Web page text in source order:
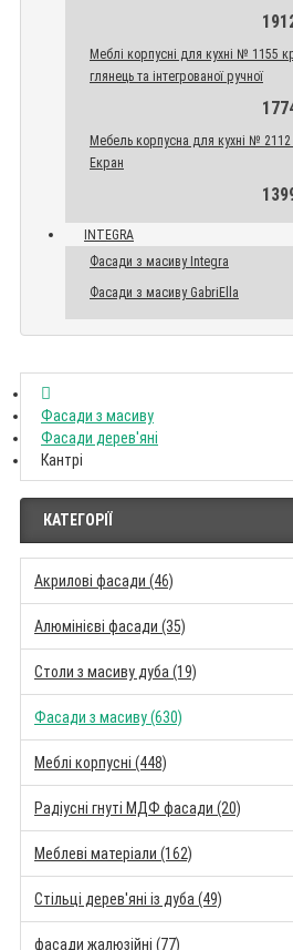
Меблі корпусні для кухні №
глянець та інтегрованої ручної
Мебель корпусна для кухні №
Екран
INTEGRA
Фасади з масиву Integra
Фасади з масиву GabriElla
Фасади з масиву
Фасади дерев'яні
Кантрі
КАТЕГОРІЇ
Акрилові фасади (46)
Алюмінієві фасади (35)
Столи з масиву дуба (19)
Фасади з масиву (630)
Меблі корпусні (448)
Радіусні гнуті МДФ фасади (20)
Меблеві матеріали (162)
Стільці дерев'яні із дуба (49)
фасади жалюзійні (77)